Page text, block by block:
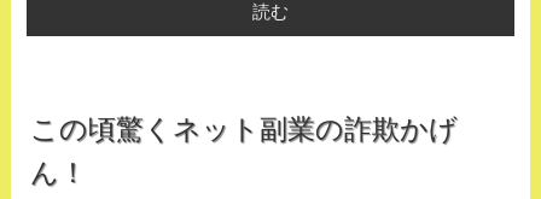
読む
この頃驚くネット副業の詐欺かげ
ん！